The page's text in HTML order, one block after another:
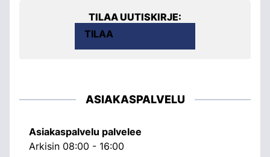
TILAA UUTISKIRJE:
TILAA
ASIAKASPALVELU
Asiakaspalvelu palvelee
Arkisin 08:00 - 16:00